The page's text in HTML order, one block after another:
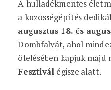
A hulladékmentes
a közösségépítés
augusztus 18. és
Dombfalvát, ahol
ölelésében kapjuk majd
Fesztivál égisze alatt.